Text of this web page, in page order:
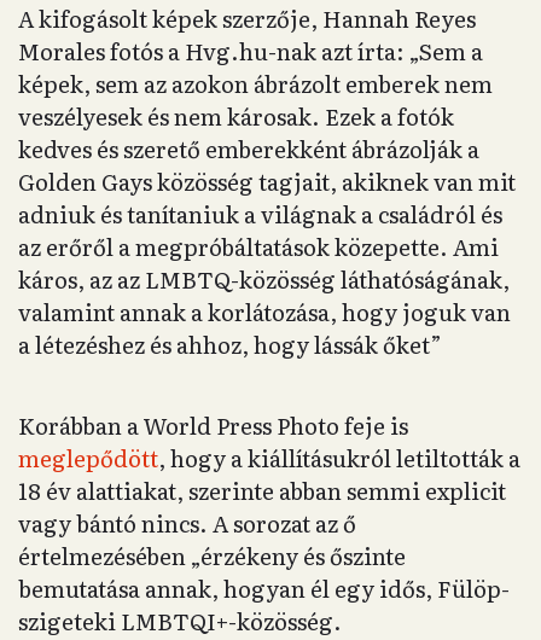
A kifogásolt képek szerzője, Hannah Reyes
Morales fotós a Hvg.hu-nak azt írta: „Sem a
képek, sem az azokon ábrázolt emberek nem
veszélyesek és nem károsak. Ezek a fotók
kedves és szerető emberekként ábrázolják a
Golden Gays közösség tagjait, akiknek van mit
adniuk és tanítaniuk a világnak a családról és
az erőről a megpróbáltatások közepette. Ami
káros, az az LMBTQ-közösség láthatóságának,
valamint annak a korlátozása, hogy joguk van
a létezéshez és ahhoz, hogy lássák őket”
Korábban a World Press Photo feje is
meglepődött, hogy a kiállításukról letiltották a
18 év alattiakat, szerinte abban semmi explicit
vagy bántó nincs. A sorozat az ő
értelmezésében „érzékeny és őszinte
bemutatása annak, hogyan él egy idős, Fülöp-
szigeteki LMBTQI+-közösség.